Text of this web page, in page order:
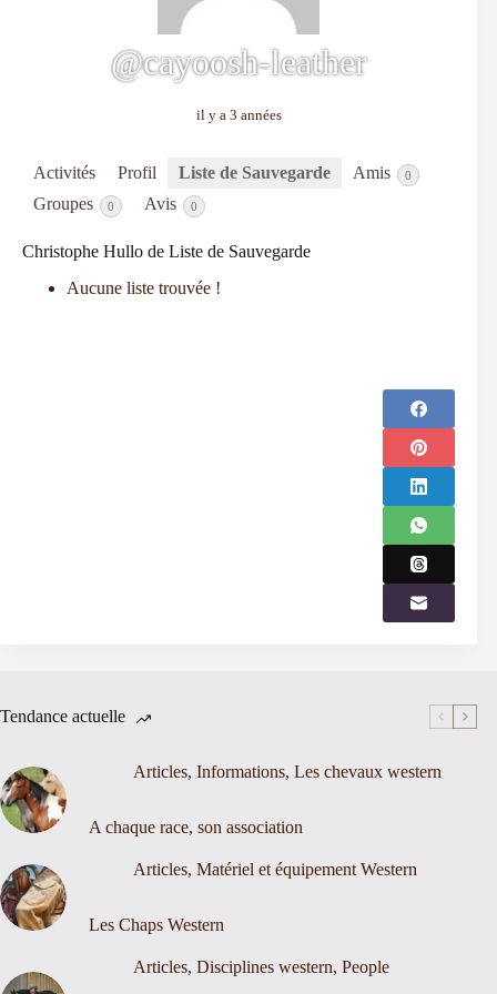
@cayoosh-leather
il y a 3 années
Activités Profil Liste de Sauvegarde Amis 0
Groupes 0 Avis 0
Christophe Hullo de Liste de Sauvegarde
Aucune liste trouvée !
Tendance actuelle
Articles, Informations, Les chevaux western
A chaque race, son association
Articles, Matériel et équipement Western
Les Chaps Western
Articles, Disciplines western, People